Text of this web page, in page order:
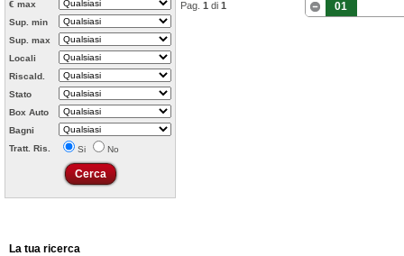
€ max
Sup. min
Sup. max
Locali
Riscald.
Stato
Box Auto
Bagni
Tratt. Ris.
Si No
La tua ricerca
Pag. 1 di 1 01